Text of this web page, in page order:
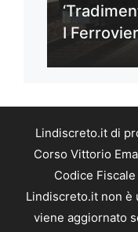
I
Lindiscreto.it di
Corso Vittorio
Codice
Lindiscreto.it non è
viene aggiornato